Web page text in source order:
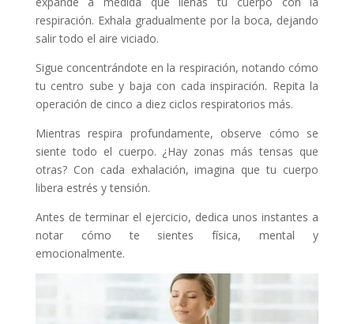
respiración. Exhala gradualmente por la boca, dejando
salir todo el aire viciado.
Sigue concentrándote en la respiración, notando cómo
tu centro sube y baja con cada inspiración. Repita la
operación de cinco a diez ciclos respiratorios más.
Mientras respira profundamente, observe cómo se
siente todo el cuerpo. ¿Hay zonas más tensas que
otras? Con cada exhalación, imagina que tu cuerpo
libera estrés y tensión.
Antes de terminar el ejercicio, dedica unos instantes a
notar cómo te sientes física, mental y
emocionalmente.